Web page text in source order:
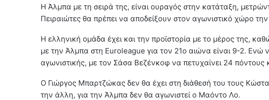
Η Άλμπα με τη σειρά της, είναι ουραγός στην κατάταξη,
Πειραιώτες θα πρέπει να αποδείξουν στον αγωνιστικό χώρο
Η ελληνική ομάδα έχει και την προϊστορία με το μέρος της,
με την Άλμπα στη Euroleague για τον 21ο αιώνα είναι 9-2. Ενώ
αγωνιστικής, με τον Σάσα Βεζένκοφ να πετυχαίνει 24 πόντους
Ο Γιώργος Μπαρτζώκας δεν θα έχει στη διάθεσή του τους
την άλλη, για την Άλμπα δεν θα αγωνιστεί ο Μαόντο Λο.